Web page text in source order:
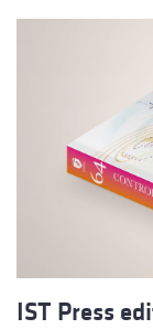
IST Press